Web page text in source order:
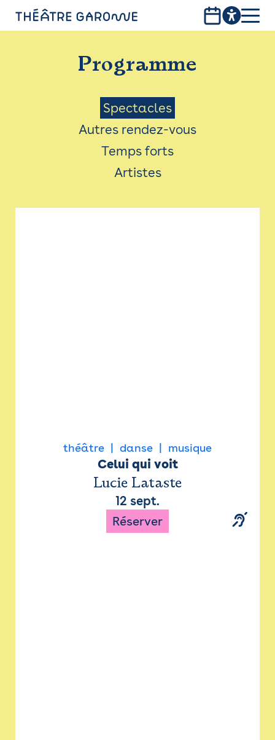
PROGRAMME
INFOS PRATIQUES
AVEC LES PUBLICS
ACCESSIBILITÉ
LES PRODUCTIONS
Programme
Menu
Saison
Spectacles
Autres rendez-vous
Temps forts
Artistes
théâtre danse musique
Celui qui voit
Lucie Lataste
12 sept.
Réserver